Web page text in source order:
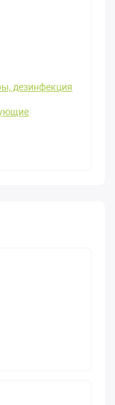
дезинфекция